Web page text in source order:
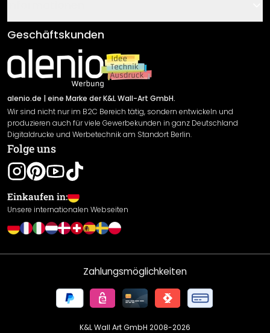
Klebe- und Montageanleitungen
Newsletter An-/Abmeldung
Sendungsverfolgung
AGB
Impressum
Versand & Zahlung
Rücksendung
Widerrufsrecht
Datenschutzerklärung
Gewährleistung
Leistungserklärung / CE-Zeichen
Cookie Einstellungen
Geschäftskunden
alenio.de | eine Marke der K&L Wall-Art GmbH.
Wir sind nicht nur im B2C Bereich tätig, sondern entwickeln und
produzieren auch für viele Gewerbekunden in ganz Deutschland
Digitaldrucke und Werbetechnik am Standort Berlin.
Folge uns
Einkaufen in:
Unsere internationalen Webseiten
Zahlungsmöglichkeiten
K&L Wall Art GmbH 2008-2026